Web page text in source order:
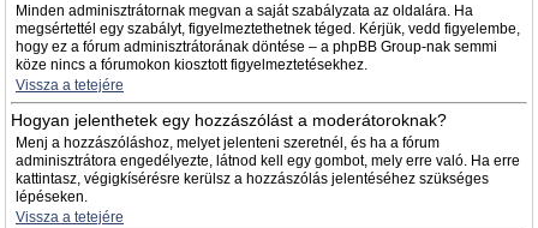
Minden adminisztrátornak megvan a saját szabályzata az oldalára. Ha
megsértettél egy szabályt, figyelmeztethetnek téged. Kérjük, vedd figyelembe,
hogy ez a fórum adminisztrátorának döntése – a phpBB Group-nak semmi
köze nincs a fórumokon kiosztott figyelmeztetésekhez.
Vissza a tetejére
Hogyan jelenthetek egy hozzászólást a moderátoroknak?
Menj a hozzászóláshoz, melyet jelenteni szeretnél, és ha a fórum
adminisztrátora engedélyezte, látnod kell egy gombot, mely erre való. Ha erre
kattintasz, végigkísérésre kerülsz a hozzászólás jelentéséhez szükséges
lépéseken.
Vissza a tetejére